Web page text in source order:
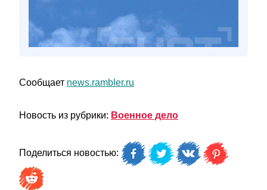
Сообщает news.rambler.ru
Новость из рубрики: Военное дело
Поделиться новостью: